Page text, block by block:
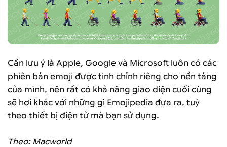
Cần lưu ý là Apple, Google và Microsoft luôn có các
phiên bản emoji được tinh chỉnh riêng cho nền tảng
của mình, nên rất có khả năng giao diện cuối cùng
sẽ hơi khác với những gì Emojipedia đưa ra, tuỳ
theo thiết bị điện tử mà bạn sử dụng.
Theo: Macworld